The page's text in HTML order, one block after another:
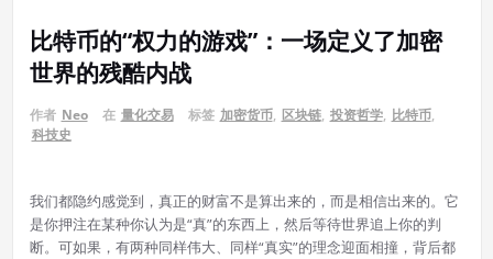
比特币的“权力的游戏”：一场定义了加密
世界的残酷内战
作者 Neo 在 量化交易 标签 加密货币, 区块链, 投资哲学, 比特币,
科技史
我们都隐约感觉到，真正的财富不是算出来的，而是相信出来的。它
是你押注在某种你认为是“真”的东西上，然后等待世界追上你的判
断。可如果，有两种同样伟大、同样“真实”的理念迎面相撞，背后都